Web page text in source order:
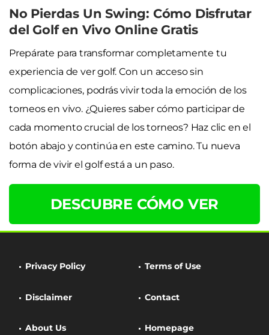
No Pierdas Un Swing: Cómo Disfrutar
del Golf en Vivo Online Gratis
Prepárate para transformar completamente tu
experiencia de ver golf. Con un acceso sin
complicaciones, podrás vivir toda la emoción de los
torneos en vivo. ¿Quieres saber cómo participar de
cada momento crucial de los torneos? Haz clic en el
botón abajo y continúa en este camino. Tu nueva
forma de vivir el golf está a un paso.
DESCUBRE CÓMO VER
Privacy Policy Terms of Use
Disclaimer Contact
About Us Homepage